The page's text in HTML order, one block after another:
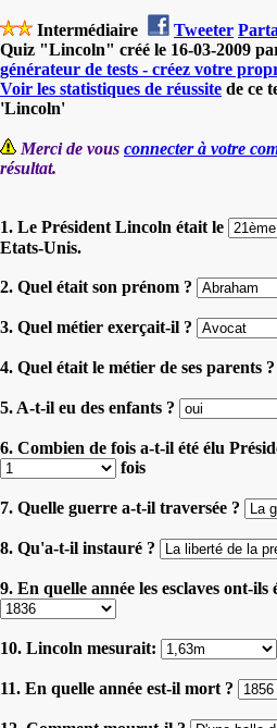
Intermédiaire Tweeter
Quiz "Lincoln" créé le 16-03-2009
générateur de tests - créez votre
Voir les statistiques de réussite de ce
'Lincoln'
Merci de vous connecter à votre
résultat.
1. Le Président Lincoln était le
Etats-Unis.
2. Quel était son prénom ?
3. Quel métier exerçait-il ?
4. Quel était le métier de ses parents ?
5. A-t-il eu des enfants ?
6. Combien de fois a-t-il été élu
fois
7. Quelle guerre a-t-il traversée ?
8. Qu'a-t-il instauré ?
9. En quelle année les esclaves ont-ils
10. Lincoln mesurait:
11. En quelle année est-il mort ?